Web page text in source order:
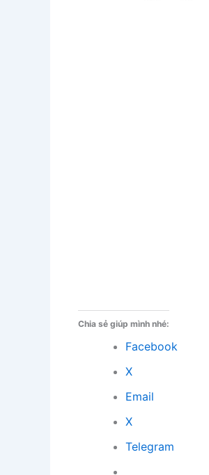
Chia sẻ giúp mình nhé:
Facebook
X
Email
X
Telegram